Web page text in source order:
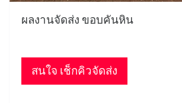
ผลงานจัดส่ง ขอบคันหิน
สนใจ เช็กคิวจัดส่ง